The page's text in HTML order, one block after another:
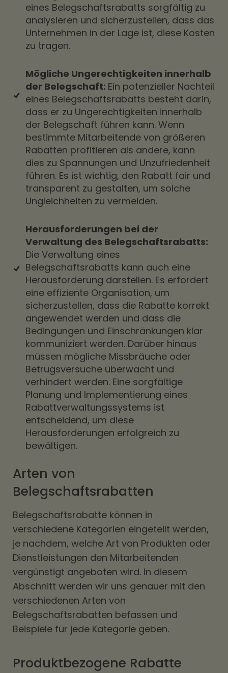
eines Belegschaftsrabatts sorgfältig zu
analysieren und sicherzustellen, dass das
Unternehmen in der Lage ist, diese Kosten
zu tragen.
Mögliche Ungerechtigkeiten innerhalb
der Belegschaft: Ein potenzieller Nachteil
eines Belegschaftsrabatts besteht darin,
dass er zu Ungerechtigkeiten innerhalb
der Belegschaft führen kann. Wenn
bestimmte Mitarbeitende von größeren
Rabatten profitieren als andere, kann
dies zu Spannungen und Unzufriedenheit
führen. Es ist wichtig, den Rabatt fair und
transparent zu gestalten, um solche
Ungleichheiten zu vermeiden.
Herausforderungen bei der
Verwaltung des Belegschaftsrabatts:
Die Verwaltung eines
Belegschaftsrabatts kann auch eine
Herausforderung darstellen. Es erfordert
eine effiziente Organisation, um
sicherzustellen, dass die Rabatte korrekt
angewendet werden und dass die
Bedingungen und Einschränkungen klar
kommuniziert werden. Darüber hinaus
müssen mögliche Missbräuche oder
Betrugsversuche überwacht und
verhindert werden. Eine sorgfältige
Planung und Implementierung eines
Rabattverwaltungssystems ist
entscheidend, um diese
Herausforderungen erfolgreich zu
bewältigen.
Arten von
Belegschaftsrabatten
Belegschaftsrabatte können in
verschiedene Kategorien eingeteilt werden,
je nachdem, welche Art von Produkten oder
Dienstleistungen den Mitarbeitenden
vergünstigt angeboten wird. In diesem
Abschnitt werden wir uns genauer mit den
verschiedenen Arten von
Belegschaftsrabatten befassen und
Beispiele für jede Kategorie geben.
Produktbezogene Rabatte